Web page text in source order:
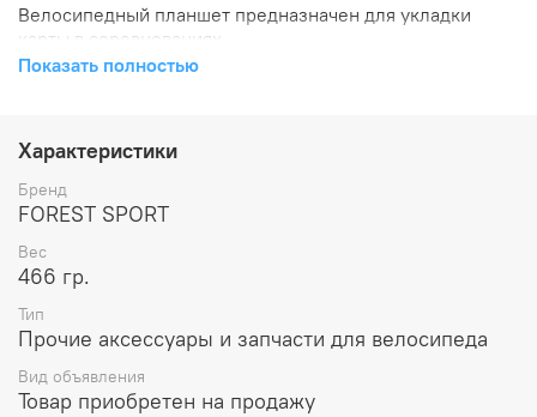
Велосипедный планшет предназначен для укладки
карты в соревнованиях
Выпускается в двух размерах столика для карт: А4 и 30
Крепление подходит на руль велосипеда диаметром
В комплекте идут хомуты на руль
переходники на руль 25,4 мм.
Показать полностью
Характеристики
Бренд
FOREST SPORT
Вес
466 гр.
Тип
Прочие аксессуары и запчасти для велосипеда
Вид объявления
Товар приобретен на продажу